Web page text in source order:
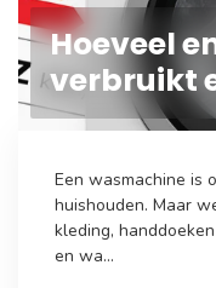
Hoeveel
verbruikt
Een wasmachine is
huishouden. Maar
kleding,
en wa...